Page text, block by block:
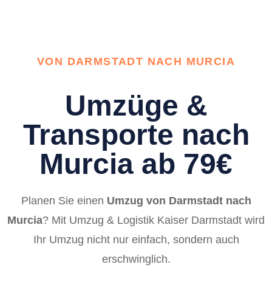
VON DARMSTADT NACH MURCIA
Umzüge &
Transporte nach
Murcia ab 79€
Planen Sie einen Umzug von Darmstadt nach
Murcia? Mit Umzug & Logistik Kaiser Darmstadt wird
Ihr Umzug nicht nur einfach, sondern auch
erschwinglich.